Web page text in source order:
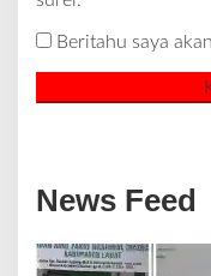
Beritahu saya
News Feed